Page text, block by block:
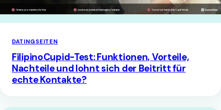
DATINGSEITEN
FilipinoCupid-Test: Funktionen, Vorteile,
Nachteile und lohnt sich der Beitritt für
echte Kontakte?